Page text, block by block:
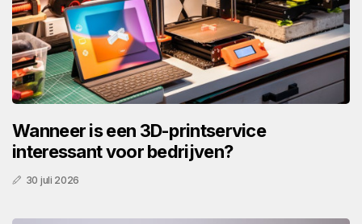
Wanneer is een 3D-printservice
interessant voor bedrijven?
30 juli 2026